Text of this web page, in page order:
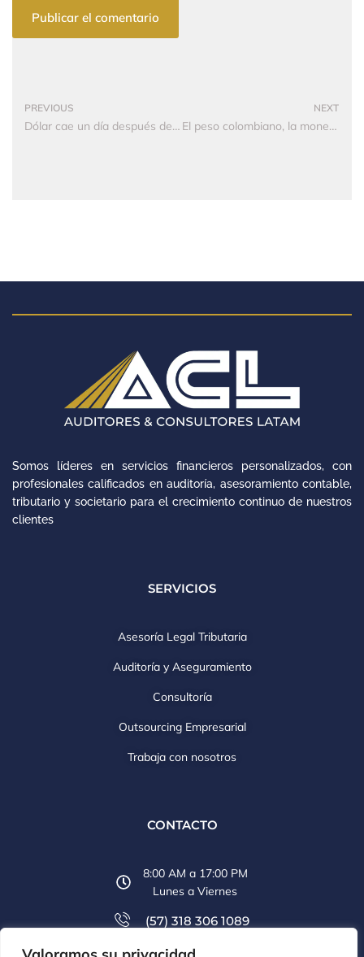
PREVIOUS
Dólar cae un día después de la elección de Trump y se negocia por debajo de $4.400
NEXT
El peso colombiano, la moneda emergente más devaluada frente al dólar en un mes
Somos líderes en servicios financieros personalizados, con
profesionales calificados en auditoría, asesoramiento contable,
tributario y societario para el crecimiento continuo de nuestros
clientes
SERVICIOS
Asesoría Legal Tributaria
Auditoría y Aseguramiento
Consultoría
Outsourcing Empresarial
Trabaja con nosotros
CONTACTO
8:00 AM a 17:00 PM
Lunes a Viernes
(57) 318 306 1089